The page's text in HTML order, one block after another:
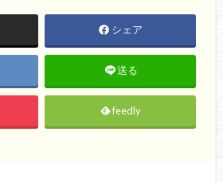
シェア
送る
feedly